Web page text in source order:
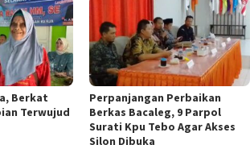
Berkat
Terwujud
Perpanjangan Perbaikan
Berkas Bacaleg, 9 Parpol
Surati Kpu Tebo Agar Akses
Silon Dibuka